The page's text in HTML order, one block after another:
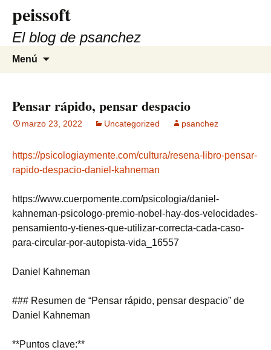
contenido
peissoft
El blog de psanchez
Menú
Pensar rápido, pensar despacio
marzo 23, 2022 Uncategorized psanchez
https://psicologiaymente.com/cultura/resena-libro-pensar-
rapido-despacio-daniel-kahneman
https://www.cuerpomente.com/psicologia/daniel-
kahneman-psicologo-premio-nobel-hay-dos-velocidades-
pensamiento-y-tienes-que-utilizar-correcta-cada-caso-
para-circular-por-autopista-vida_16557
Daniel Kahneman
### Resumen de “Pensar rápido, pensar despacio” de
Daniel Kahneman
**Puntos clave:**